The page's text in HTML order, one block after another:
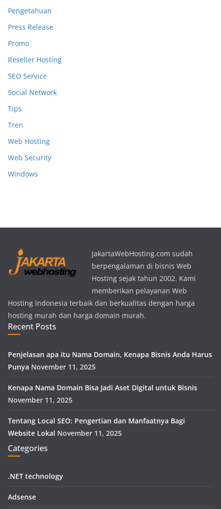
Pengetahuan
Press Release
Promo
Reseller Hosting
SEO Service
Social Network
Tips
Tren
Web Hosting
Web Security
Windows
JakartaWebHosting.com sudah
berpengalaman di bisnis Web
Hosting sejak tahun 2002. Kami
memberikan pelayanan Web
Hosting Indonesia terbaik dan berkualitas dengan harga
hosting murah dan harga domain murah.
Recent Posts
Penjelasan apa itu Nama Domain, Kenapa Bisnis Anda Harus
Punya November 11, 2025
Kenapa Nama Domain Bisa Jadi Aset Digital untuk Bisnis
November 11, 2025
Tentang Local SEO: Pengertian dan Manfaatnya Bagi
Website Lokal November 11, 2025
Categories
.NET technology
Adsense